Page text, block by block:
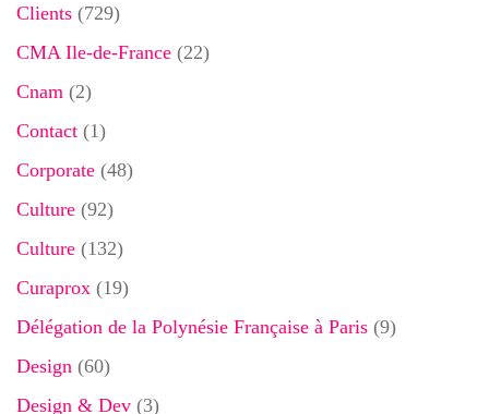
Clients (729)
CMA Ile-de-France (22)
Cnam (2)
Contact (1)
Corporate (48)
Culture (92)
Culture (132)
Curaprox (19)
Délégation de la Polynésie Française à Paris (9)
Design (60)
Design & Dev (3)